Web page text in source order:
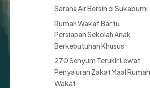
Sarana Air Bersih di Sukabumi
Rumah Wakaf Bantu
Persiapan Sekolah Anak
Berkebutuhan Khusus
270 Senyum Terukir Lewat
Penyaluran Zakat Maal Rumah
Wakaf